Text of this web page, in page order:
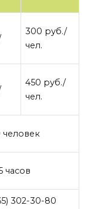
300 руб./
чел.
450 руб./
чел.
человек
часов
302-30-80